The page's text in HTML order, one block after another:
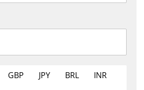
GBP JPY BRL
INR